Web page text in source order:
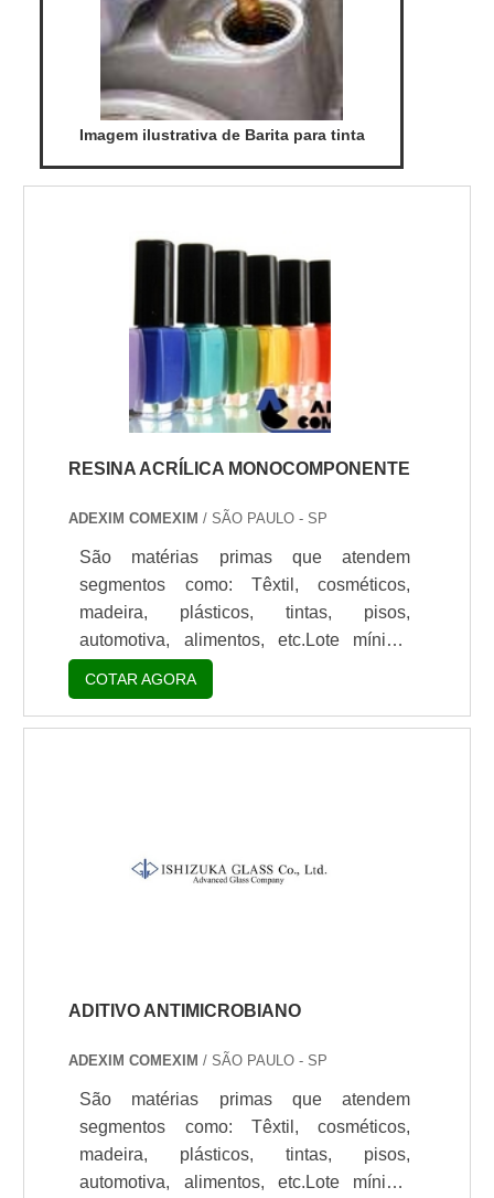
Imagem ilustrativa de Barita para tinta
RESINA ACRÍLICA MONOCOMPONENTE
ADEXIM COMEXIM / SÃO PAULO - SP
São matérias primas que atendem
segmentos como: Têxtil, cosméticos,
madeira, plásticos, tintas, pisos,
automotiva, alimentos, etc.Lote mínimo
de: 1 embalagem - 20kgSobre a resina
acrílicaA Estron Chemical fornece linha
de resina acrílica monocomponente para
monocomponente Carboxyfuncional, de
moderado a alto Tg. Sua base é acrílica
COTAR AGORA
ADITIVO ANTIMICROBIANO
ADEXIM COMEXIM / SÃO PAULO - SP
São matérias primas que atendem
segmentos como: Têxtil, cosméticos,
madeira, plásticos, tintas, pisos,
automotiva, alimentos, etc.Lote mínimo